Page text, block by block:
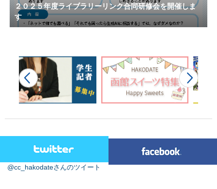
２０２５年度ライブラリーリンク合同研修会を開催しま
す
@cc_hakodateさんのツイート